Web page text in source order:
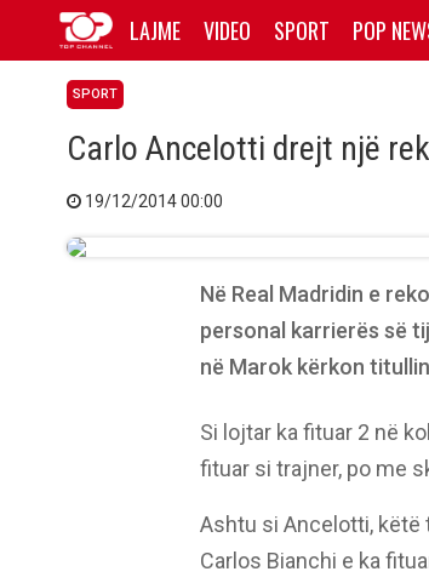
LAJME VIDEO SPORT POP
SPORT
Carlo Ancelotti drejt një
19/12/2014 00:00
Në Real Madridin e
personal karrierës së
në Marok kërkon
Si lojtar ka fituar 2 në
fituar si trajner, po me
Ashtu si Ancelotti,
Carlos Bianchi e ka